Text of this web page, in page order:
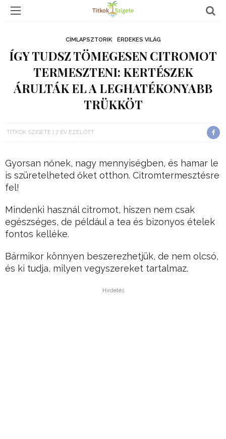
CÍMLAPSZTORIK ÉRDEKES VILÁG
ÍGY TUDSZ TÖMEGESEN CITROMOT
TERMESZTENI: KERTÉSZEK
ÁRULTÁK EL A LEGHATÉKONYABB
TRÜKKÖT
TITKOK SZIGETE 7 ÉV EZELŐTT
Gyorsan nőnek, nagy mennyiségben, és hamar le
is szüretelheted őket otthon. Citromtermesztésre
fel!
Mindenki használ citromot, hiszen nem csak
egészséges, de például a tea és bizonyos ételek
fontos kelléke.
Bármikor könnyen beszerezhetjük, de nem olcsó,
és ki tudja, milyen vegyszereket tartalmaz.
Hirdetés